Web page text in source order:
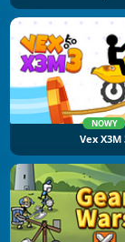
NOWY
Vex X3M